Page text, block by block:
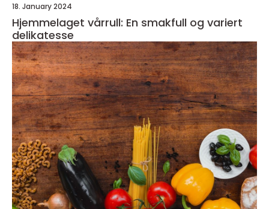
18. January 2024
Hjemmelaget vårrull: En smakfull og variert
delikatesse